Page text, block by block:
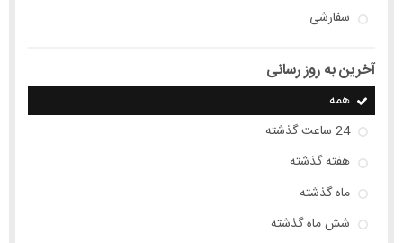
سفارشی
آخرین به روز رسانی
همه
24 ساعت گذشته
هفته گذشته
ماه گذشته
شش ماه گذشته